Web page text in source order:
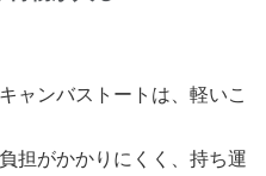
ャンバストートは、軽いこ
担がかかりにくく、持ち運